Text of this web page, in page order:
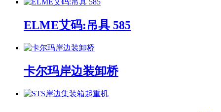
ELME艾码:吊具 585
卡尔玛岸边装卸桥